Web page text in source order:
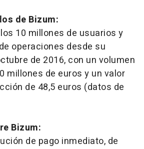
de Bizum:
10 millones de usuarios y
operaciones desde su
de 2016, con un volumen
millones de euros y un valor
de 48,5 euros (datos de
Bizum:
de pago inmediato, de